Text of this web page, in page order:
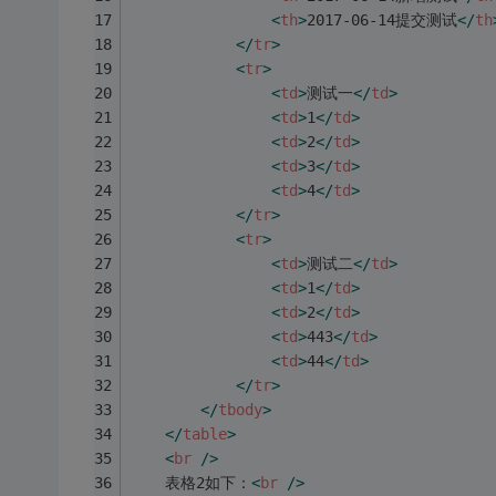
<th>2017-06-14提交测试</th
</tr>
<tr>
<td>测试一</td>
<td>1</td>
<td>2</td>
<td>3</td>
<td>4</td>
</tr>
<tr>
<td>测试二</td>
<td>1</td>
<td>2</td>
<td>443</td>
<td>44</td>
</tr>
</tbody>
</table>
<br />
    表格2如下：
<br />